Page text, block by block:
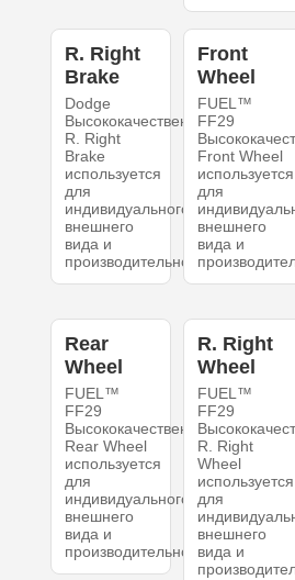
R. Right
Brake
Dodge
Высококачественный
R. Right
Brake
используется
для
индивидуального
внешнего
вида и
производительности.
Front
Wheel
FUEL™
FF29
Front Wheel
используется
для
внешнего
вида и
Rear
Wheel
FUEL™
FF29
Высококачественный
Rear Wheel
используется
для
индивидуального
внешнего
вида и
производительности.
R. Right
Wheel
FUEL™
FF29
R. Right
Wheel
используется
для
внешнего
вида и